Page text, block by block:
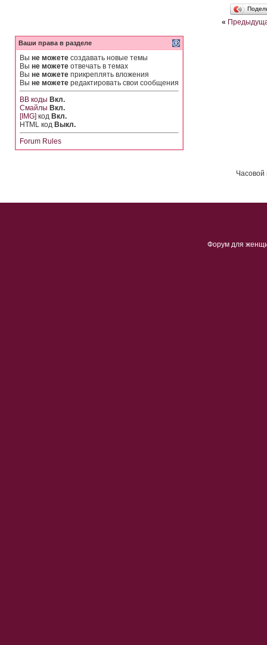
«
Ваши права в разделе
Вы не можете создавать новые темы
Вы не можете отвечать в темах
Вы не можете прикреплять вложения
Вы не можете редактировать свои сообщения
BB коды Вкл.
Смайлы Вкл.
[IMG] код Вкл.
HTML код Выкл.
Forum Rules
Часовой
Форум для